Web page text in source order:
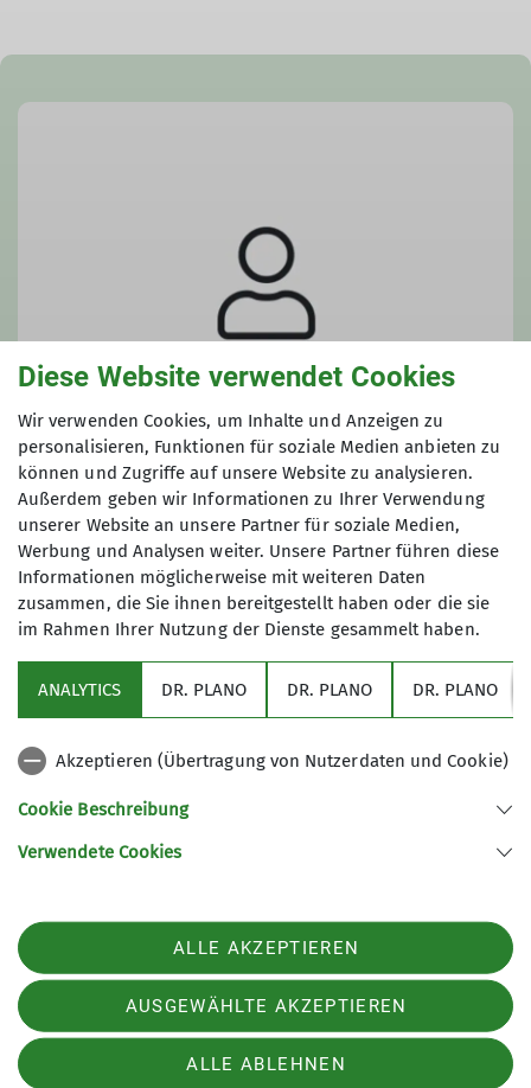
Birgit Maier
+49 7024 81398
+49 157 87216258
birgit-maier@posteo.de
Sektion Schwaben des Deutschen Alpenvereins (DAV) 1869 e. V.
Telefon +497117696366
Datenschutz-Einstellungen
Datenschutz
Impressum
Karriere
Diese Website verwendet Cookies
Wir verwenden Cookies, um Inhalte und Anzeigen zu
personalisieren, Funktionen für soziale Medien anbieten zu
können und Zugriffe auf unsere Website zu analysieren.
Außerdem geben wir Informationen zu Ihrer Verwendung
unserer Website an unsere Partner für soziale Medien,
Werbung und Analysen weiter. Unsere Partner führen diese
Informationen möglicherweise mit weiteren Daten
zusammen, die Sie ihnen bereitgestellt haben oder die sie
im Rahmen Ihrer Nutzung der Dienste gesammelt haben.
ANALYTICS DR. PLANO DR. PLANO DR. PLANO
Akzeptieren (Übertragung von Nutzerdaten und Cookie)
Cookie Beschreibung
Verwendete Cookies
ALLE AKZEPTIEREN
AUSGEWÄHLTE AKZEPTIEREN
ALLE ABLEHNEN